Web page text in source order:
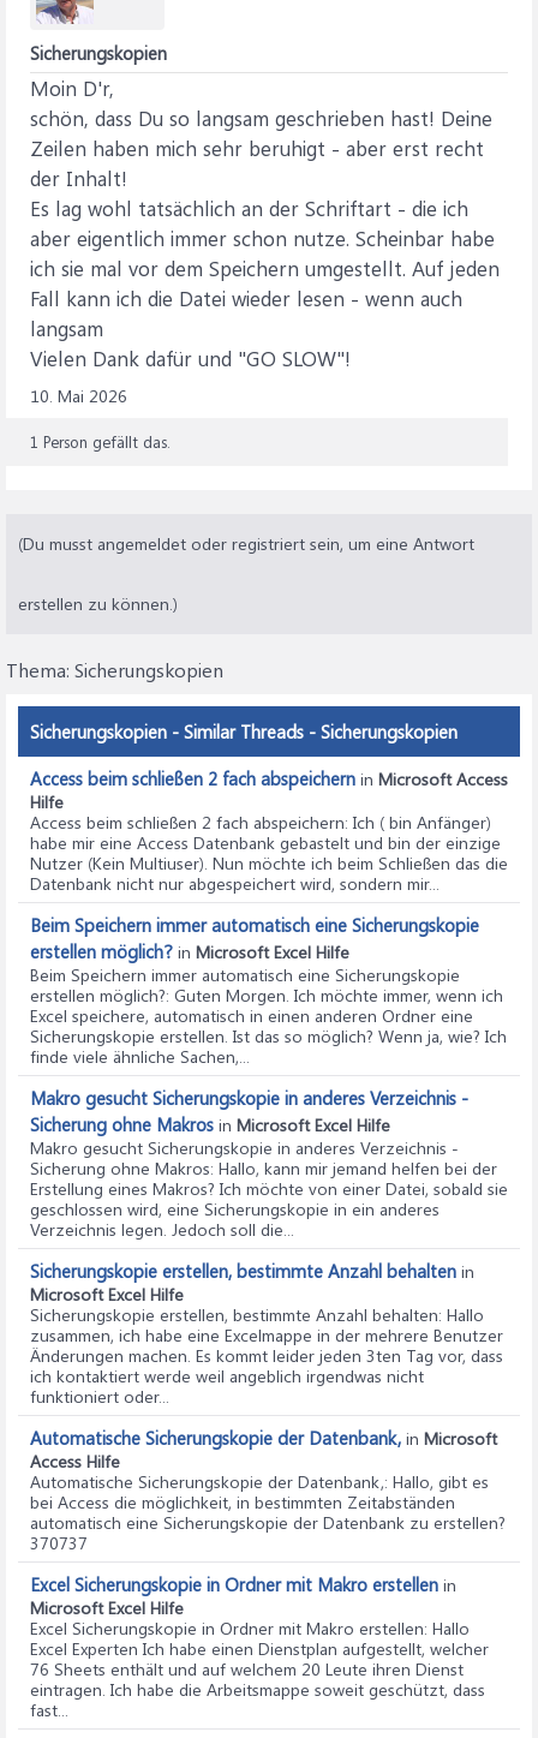
Sicherungskopien
Moin D'r,
schön, dass Du so langsam geschrieben hast! Deine
Zeilen haben mich sehr beruhigt - aber erst recht
der Inhalt!
Es lag wohl tatsächlich an der Schriftart - die ich
aber eigentlich immer schon nutze. Scheinbar habe
ich sie mal vor dem Speichern umgestellt. Auf jeden
Fall kann ich die Datei wieder lesen - wenn auch
langsam
Vielen Dank dafür und "GO SLOW"!
10. Mai 2026
1 Person gefällt das.
(Du musst angemeldet oder registriert sein, um eine Antwort
erstellen zu können.)
Thema: Sicherungskopien
Sicherungskopien - Similar Threads - Sicherungskopien
Access beim schließen 2 fach abspeichern in Microsoft Access
Hilfe
Access beim schließen 2 fach abspeichern: Ich ( bin Anfänger)
habe mir eine Access Datenbank gebastelt und bin der einzige
Nutzer (Kein Multiuser). Nun möchte ich beim Schließen das die
Datenbank nicht nur abgespeichert wird, sondern mir...
Beim Speichern immer automatisch eine Sicherungskopie
erstellen möglich? in Microsoft Excel Hilfe
Beim Speichern immer automatisch eine Sicherungskopie
erstellen möglich?: Guten Morgen. Ich möchte immer, wenn ich
Excel speichere, automatisch in einen anderen Ordner eine
Sicherungskopie erstellen. Ist das so möglich? Wenn ja, wie? Ich
finde viele ähnliche Sachen,...
Makro gesucht Sicherungskopie in anderes Verzeichnis -
Sicherung ohne Makros in Microsoft Excel Hilfe
Makro gesucht Sicherungskopie in anderes Verzeichnis -
Sicherung ohne Makros: Hallo, kann mir jemand helfen bei der
Erstellung eines Makros? Ich möchte von einer Datei, sobald sie
geschlossen wird, eine Sicherungskopie in ein anderes
Verzeichnis legen. Jedoch soll die...
Sicherungskopie erstellen, bestimmte Anzahl behalten in
Microsoft Excel Hilfe
Sicherungskopie erstellen, bestimmte Anzahl behalten: Hallo
zusammen, ich habe eine Excelmappe in der mehrere Benutzer
Änderungen machen. Es kommt leider jeden 3ten Tag vor, dass
ich kontaktiert werde weil angeblich irgendwas nicht
funktioniert oder...
Automatische Sicherungskopie der Datenbank, in Microsoft
Access Hilfe
Automatische Sicherungskopie der Datenbank,: Hallo, gibt es
bei Access die möglichkeit, in bestimmten Zeitabständen
automatisch eine Sicherungskopie der Datenbank zu erstellen?
370737
Excel Sicherungskopie in Ordner mit Makro erstellen in
Microsoft Excel Hilfe
Excel Sicherungskopie in Ordner mit Makro erstellen: Hallo
Excel Experten Ich habe einen Dienstplan aufgestellt, welcher
76 Sheets enthält und auf welchem 20 Leute ihren Dienst
eintragen. Ich habe die Arbeitsmappe soweit geschützt, dass
fast...